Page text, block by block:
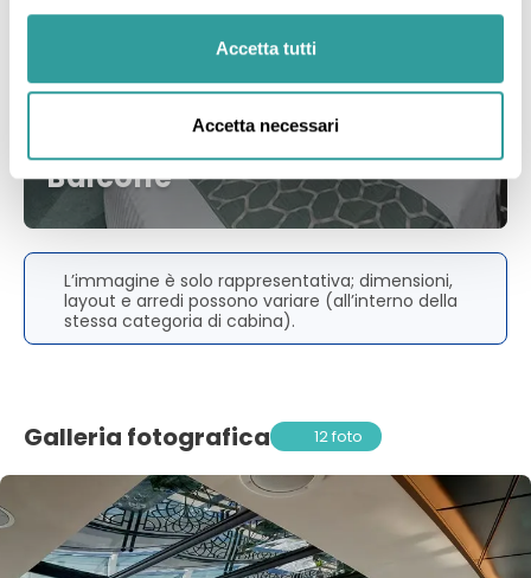
Accetta tutti
Accetta necessari
Balcone
L’immagine è solo rappresentativa; dimensioni,
layout e arredi possono variare (all’interno della
stessa categoria di cabina).
Galleria fotografica 12 foto